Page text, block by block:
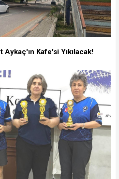
Kafe'si Yıkılacak!